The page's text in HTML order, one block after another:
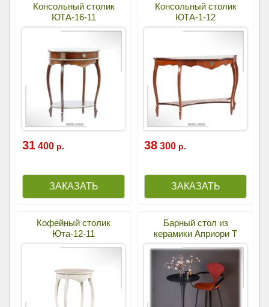
Консольный столик
ЮТА-16-11
31 400 р.
Консольный столик
ЮТА-1-12
38 300 р.
Кофейный столик
Юта-12-11
Барный стол из
керамики Априори Т